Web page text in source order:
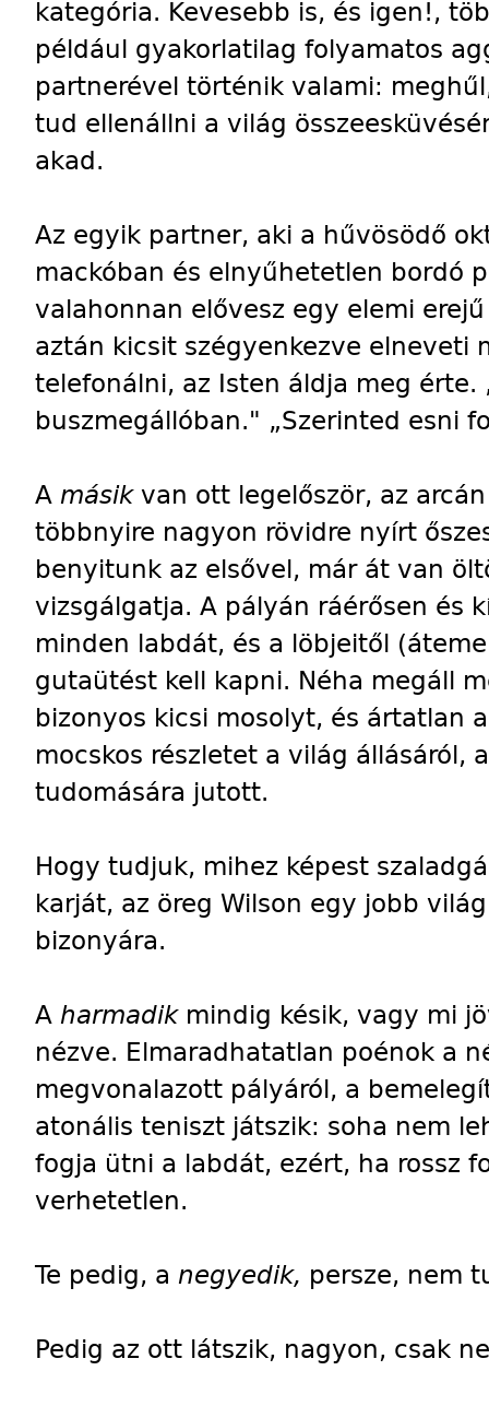
kategória. Kevesebb is, és igen!,
például gyakorlatilag folyamatos
partnerével történik valami:
tud ellenállni a világ
akad.
Az egyik partner, aki a hűvösödő
mackóban és elnyűhetetlen bordó
valahonnan elővesz egy elemi
aztán kicsit szégyenkezve elneveti
telefonálni, az Isten áldja meg
buszmegállóban." „Szerinted esni
A másikvan ott legelőször, az
többnyire nagyon rövidre nyírt
benyitunk az elsővel, már át van
vizsgálgatja. A pályán ráérősen és
minden labdát, és a löbjeitől
gutaütést kell kapni. Néha megáll
bizonyos kicsi mosolyt, és ártatlan
mocskos részletet a világ állásáról,
tudomására jutott.
Hogy tudjuk, mihez képest
karját, az öreg Wilson egy jobb
bizonyára.
A harmadikmindig késik, vagy mi
nézve. Elmaradhatatlan poénok a
megvonalazott pályáról, a
atonális teniszt játszik: soha nem
fogja ütni a labdát, ezért, ha rossz
verhetetlen.
Te pedig, a negyedik, persze, nem
Pedig az ott látszik, nagyon, csak